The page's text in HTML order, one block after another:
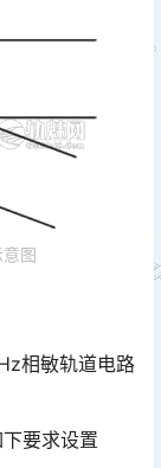
图
相敏轨道电路
要求设置